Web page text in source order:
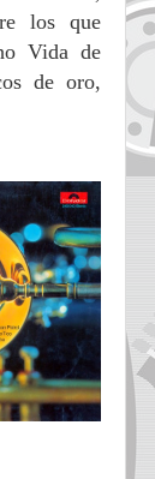
los que
Vida de
de oro,